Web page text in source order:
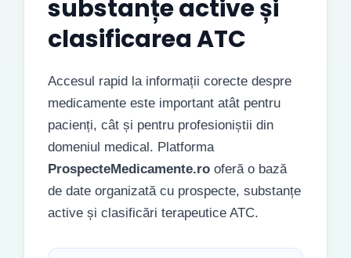
substanțe active și
clasificarea ATC
Accesul rapid la informații corecte despre
medicamente este important atât pentru
pacienți, cât și pentru profesioniștii din
domeniul medical. Platforma
ProspecteMedicamente.ro oferă o bază
de date organizată cu prospecte, substanțe
active și clasificări terapeutice ATC.